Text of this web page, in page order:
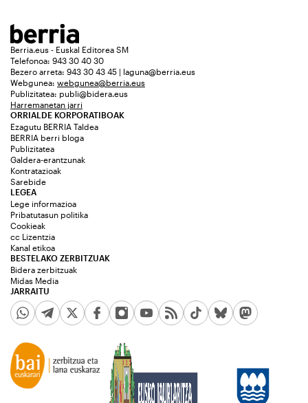
Berria.eus - Euskal Editorea SM
Telefonoa: 943 30 40 30
Bezero arreta: 943 30 43 45 | laguna@berria.eus
Webgunea: webgunea@berria.eus
Publizitatea: publi@bidera.eus
Harremanetan jarri
ORRIALDE KORPORATIBOAK
Ezagutu BERRIA Taldea
BERRIA berri bloga
Publizitatea
Galdera-erantzunak
Kontratazioak
Sarebide
JARRAITU
LEGEA
Lege informazioa
Pribatutasun politika
Cookieak
cc Lizentzia
Kanal etikoa
BESTELAKO ZERBITZUAK
Bidera zerbitzuak
Midas Media